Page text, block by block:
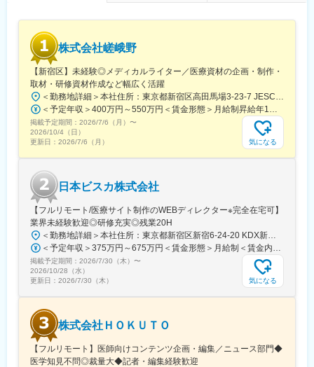
四半期に一回程度の対面で会うキックオフの機会もご用意してお
ります。
■当社について：
当社は、「テクノロジーの力で人々の健康寿命を延ばす」ことを
理念に掲げ、医師専用のWebサービスやアプリを展開していま
す。
当社が提供する「ヒポクラ」は、約70,000人以上の医師が参加す
ンライン医局”として多くの医師に活用されています。
コミュニティを通じて、医師は他の専門領域の知見を得たり、診
療の選択肢を広げたりすることができ、結果的に患者さんにより
良い医療を届けることにつながっています。単なる情報共有にと
どまらず、医師同士の相互支援を通じて臨床力とモチベーション
を高める仕組みを提供している点が、当社サービスの大きな強み
となっています。
株式会社嵯峨野
【新宿区】未経験◎メディカルライター／医療資材の企画・制作・
取材・研修資材作成など幅広く活躍
＜勤務地詳細＞本社住所：東京都新宿区高田馬場3-23-7 JESCO高田馬場3F受動喫煙対策：屋内全面禁煙変更の範囲：会社の定める事業所（リモートワーク含む）
＜予定年収＞400万円～550万円＜賃金形態＞月給制昇給年1回、賞与年2回（実績）＜賃金内訳＞月額（基本給）：250,000円～350,000円＜月給＞250,000円～350,000円＜昇給有無＞有＜残業手当＞有＜給与補足＞経験・能力を考慮して決定します賃金はあくまでも目安の金額であり、選考を通じて上下する可能性があります。月給(月額)は固定手当を含めた表記です。
掲載予定期間： 2026/7/6（月） 〜
2026/10/4（日）
更新日： 2026/7/6（月） 気になる
日本ビスカ株式会社
【フルリモート/医療サイト制作のWEBディレクター※完全在宅可】
業界未経験歓迎◎研修充実◎残業20H
＜勤務地詳細＞本社住所：東京都新宿区新宿6-24-20 KDX新宿6丁目ビル10F勤務地最寄駅：都営大江戸線、東京メトロ副都心線／東新宿駅受動喫煙対策：屋内全面禁煙変更の範囲：会社の定める事業所（リモートワーク含む）
＜予定年収＞375万円～675万円＜賃金形態＞月給制＜賃金内訳＞月額（基本給）：250,000円～450,000円＜月給＞250,000円～450,000円＜昇給有無＞有＜残業手当＞有＜給与補足＞■賞与：年2回※25年度実績4.08ヶ月分■昇給：年1回賃金はあくまでも目安の金額であり、選考を通じて上下する可能性があります。月給(月額)は固定手当を含めた表記です。
掲載予定期間： 2026/7/30（木） 〜
2026/10/28（水）
更新日： 2026/7/30（木） 気になる
株式会社ＨＯＫＵＴＯ
【フルリモート】医師向けコンテンツ企画・編集／ニュース部門◆
医学知見不問◎裁量大◆記者・編集経験歓迎